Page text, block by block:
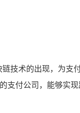
技术的出现，为支
支付公司，能够实